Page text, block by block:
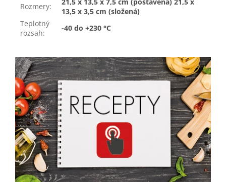
Rozmery:
13,5 x 3,5 cm (složená)
Teplotný
rozsah:
-40 do +230 °C